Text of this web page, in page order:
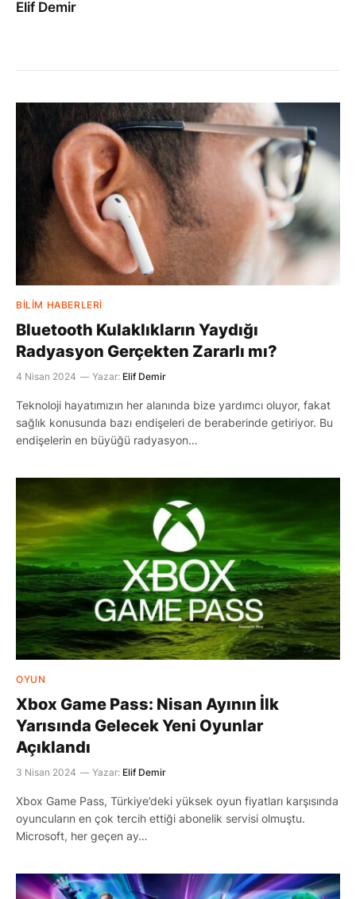
Elif Demir
BILIM HABERLERI
Bluetooth Kulaklıkların Yaydığı
Radyasyon Gerçekten Zararlı mı?
4 Nisan 2024 Yazar: Elif Demir
Teknoloji hayatımızın her alanında bize yardımcı oluyor, fakat
sağlık konusunda bazı endişeleri de beraberinde getiriyor. Bu
endişelerin en büyüğü radyasyon…
OYUN
Xbox Game Pass: Nisan Ayının İlk
Yarısında Gelecek Yeni Oyunlar
Açıklandı
3 Nisan 2024 Yazar: Elif Demir
Xbox Game Pass, Türkiye’deki yüksek oyun fiyatları karşısında
oyuncuların en çok tercih ettiği abonelik servisi olmuştu.
Microsoft, her geçen ay…